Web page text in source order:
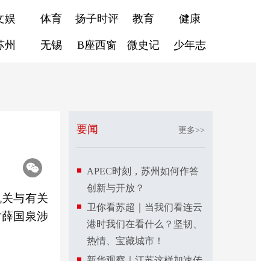
娱 体育 扬子时评 教育 健康
州 无锡 B座西窗 微史记 少年志
与有关
国泉涉
要闻 更多>>
APEC时刻，苏州如何作答
创新与开放？
卫你看苏超｜当我们看连云
港时我们在看什么？坚韧、
热情、宝藏城市！